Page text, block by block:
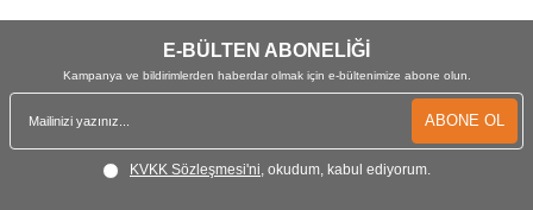
takmayı ve kancaların ya da karabinaların kolayca
serbest bırakılmasını sağlar.
Darbe ve düşüş göstergeleri, kemerin hasarlı olup
olmadığını kontrol etmeyi kolaylaştırır ve kullanmak için
güvenli olduğundan emin olunmasını sağlar.
E-BÜLTEN ABONELİĞİ
Kampanya ve bildirimlerden haberdar olmak için e-bültenimize abone olun.
ABONE OL
KVKK Sözleşmesi'ni , okudum, kabul ediyorum.